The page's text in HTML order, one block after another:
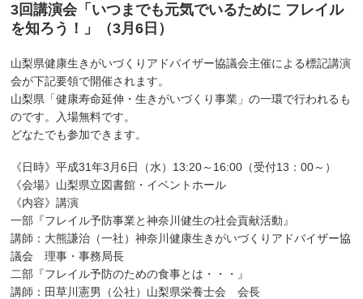
3回講演会「いつまでも元気でいるために フレイル
を知ろう！」（3月6日）
山梨県健康生きがいづくりアドバイザー協議会主催による標記講演
会が下記要領で開催されます。
山梨県「健康寿命延伸・生きがいづくり事業」の一環で行われるも
のです。入場無料です。
どなたでも参加できます。
《日時》平成31年3月6日（水）13:20～16:00（受付13：00～）
《会場》山梨県立図書館・イベントホール
《内容》講演
一部『フレイル予防事業と神奈川健生の社会貢献活動』
講師：大熊謙治（一社）神奈川健康生きがいづくりアドバイザー協
議会 理事・事務局長
二部『フレイル予防のための食事とは・・・』
講師：田草川憲男（公社）山梨県栄養士会 会長